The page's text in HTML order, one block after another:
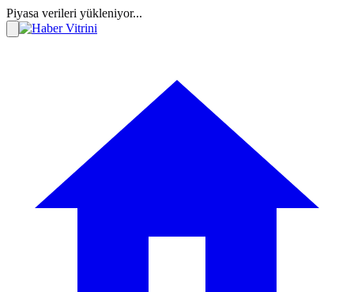
Piyasa verileri yükleniyor...